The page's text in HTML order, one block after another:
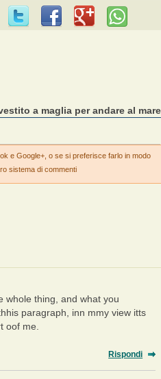
a maglia per andare al
e Google+, o se si preferisce farlo in modo
sistema di commenti
whole thing, and what you
paragraph, inn mmy view itts
oof me.
Rispondi